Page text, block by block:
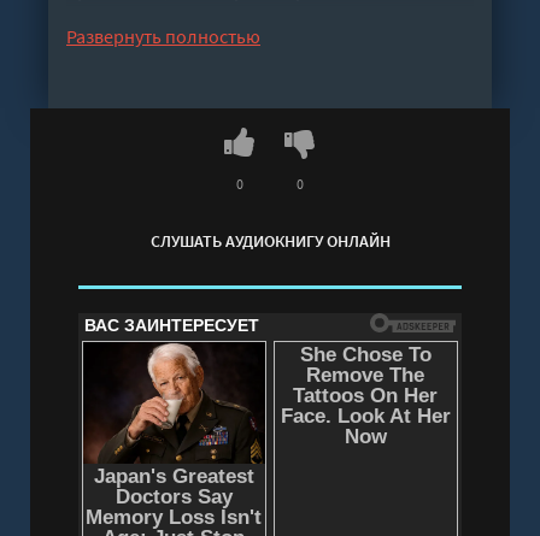
— прежде чем отпустить героя обратно в
прошлого - Валерий Цуркан" онлайн
бесплатно без регистрации - полная версия
Развернуть полностью
СЛУШАТЬ АУДИОКНИГУ ОНЛАЙН
0 0